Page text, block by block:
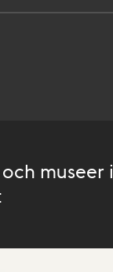
museer i